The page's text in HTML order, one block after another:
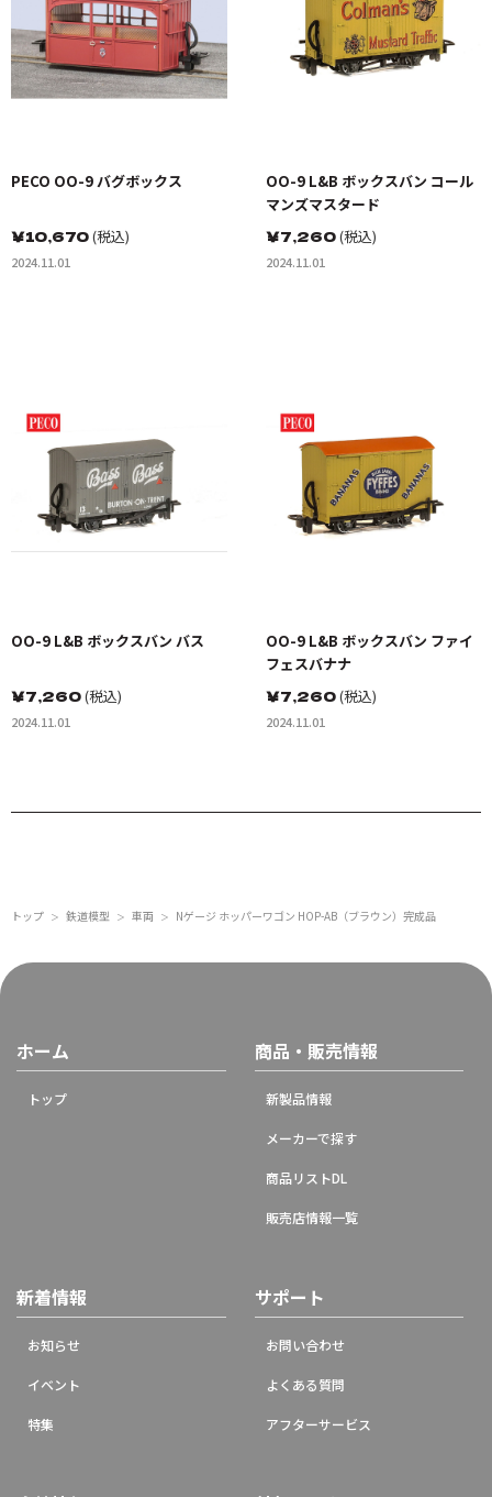
PECO OO-9 バグボックス
￥10,670(税込)
2024.11.01
OO-9 L&B ボックスバン コール
マンズマスタード
￥7,260(税込)
2024.11.01
OO-9 L&B ボックスバン バス
￥7,260(税込)
2024.11.01
OO-9 L&B ボックスバン ファイ
フェスバナナ
￥7,260(税込)
2024.11.01
トップ ＞ 鉄道模型 ＞ 車両 ＞ Nゲージ ホッパーワゴン HOP-AB（ブラウン）完成品
ホーム
トップ
商品・販売情報
新製品情報
メーカーで探す
商品リストDL
販売店情報一覧
新着情報
お知らせ
イベント
特集
サポート
お問い合わせ
よくある質問
アフターサービス